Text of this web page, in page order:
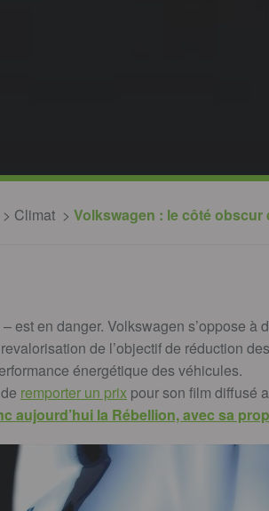
Climat Volkswagen : le côté obscur
est en danger. Volkswagen s’oppose
de l’objectif de réduction
énergétique des véhicules.
remporter un prix pour son film diffusé
aujourd’hui la Rébellion, avec sa